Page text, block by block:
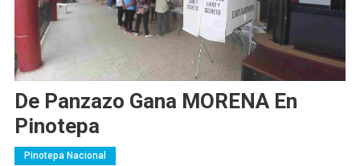
De Panzazo Gana MORENA En
Pinotepa
Pinotepa Nacional